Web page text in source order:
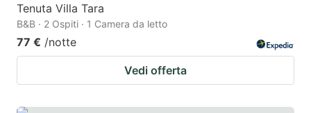
Tenuta Villa Tara
B&B · 2 Ospiti · 1 Camera da letto
77 € /notte
Vedi offerta